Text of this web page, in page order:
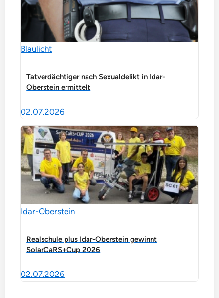
Blaulicht
Tatverdächtiger nach Sexualdelikt in Idar-
Oberstein ermittelt
02.07.2026
Idar-Oberstein
Realschule plus Idar-Oberstein gewinnt
SolarCaRS+Cup 2026
02.07.2026